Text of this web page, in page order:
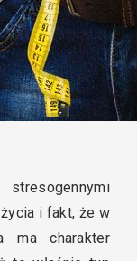
i fakt, że w
ma charakter